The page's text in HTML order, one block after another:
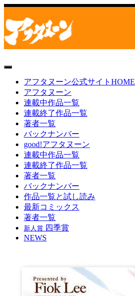
toggle
navigationアフタヌーン公式サイトHOME
アフタヌーン
連載中作品一覧
連載終了作品一覧
著者一覧
バックナンバー
good!アフタヌーン
連載中作品一覧
連載終了作品一覧
著者一覧
バックナンバー
作品一覧と試し読み
最新コミックス
著者一覧
新人賞 四季賞
NEWS